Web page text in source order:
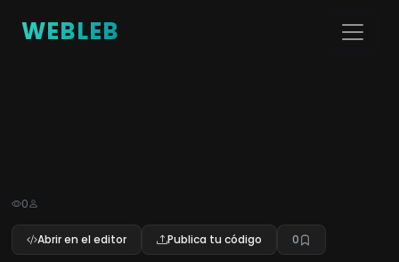
WEBLEB
0
Abrir en el editor Publica tu código 0